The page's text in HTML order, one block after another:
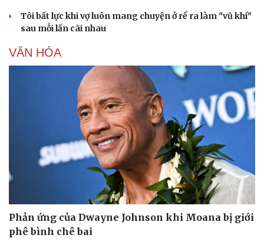
Tôi bất lực khi vợ luôn mang chuyện ở rể ra làm "vũ khí"
sau mỗi lần cãi nhau
VĂN HÓA
Phản ứng của Dwayne Johnson khi Moana bị giới
phê bình chê bai